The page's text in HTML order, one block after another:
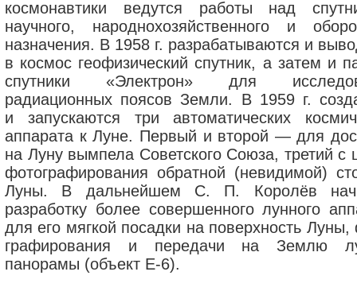
космонавтики ведутся работы над
научного, народнохозяйственного и
назначения. В 1958 г. разрабатываются и
в космос геофизический спутник, а затем и
спутники «Электрон» для
радиационных поясов Земли. В 1959 г.
и запускаются три автоматических
аппарата к Луне. Первый и второй — для
на Луну вымпела Советского Союза, третий с
фотографирования обратной (невидимой)
Луны. В дальнейшем С. П. Королёв
разработку более совершенного лунного
для его мягкой посадки на поверхность Луны,
графирования и передачи на Землю
панорамы (объект Е-6).